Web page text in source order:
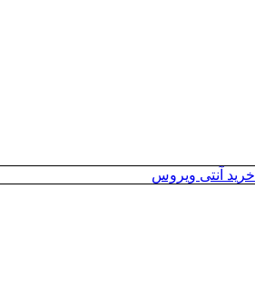
خرید آنتی ویروس